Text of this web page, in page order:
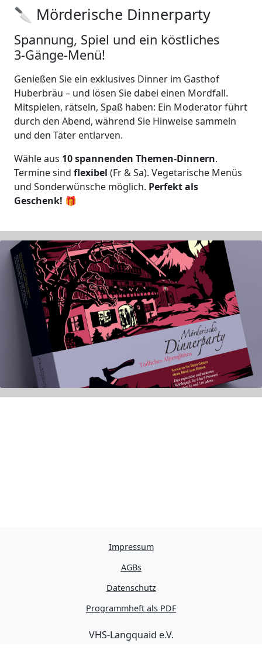
🔪 Mörderische Dinnerparty
Spannung, Spiel und ein köstliches
3‑Gänge-Menü!
Genießen Sie ein exklusives Dinner im Gasthof
Huberbräu – und lösen Sie dabei einen Mordfall.
Mitspielen, rätseln, Spaß haben: Ein Moderator führt
durch den Abend, während Sie Hinweise sammeln
und den Täter entlarven.
Wähle aus 10 spannenden Themen-Dinnern.
Termine sind flexibel (Fr & Sa). Vegetarische Menüs
und Sonderwünsche möglich. Perfekt als
Geschenk! 🎁
Impressum
AGBs
Datenschutz
Programmheft als PDF
VHS-Langquaid e.V.